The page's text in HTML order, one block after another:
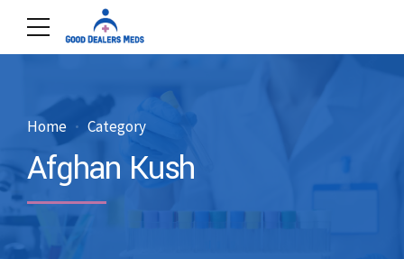
Home Category
Afghan Kush